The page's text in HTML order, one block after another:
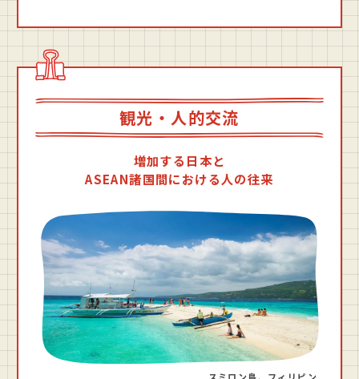
観光・人的交流
増加する日本と
ASEAN諸国間における人の往来